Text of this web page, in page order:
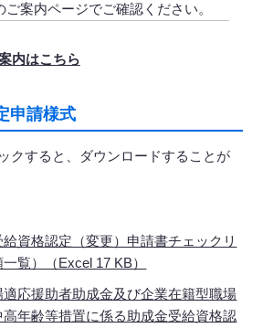
案内ページでご確認ください。
内はこちら
申請様式
クすると、ダウンロードすることが
資格認定（変更）申請書チェックリ
覧）（Excel 17 KB）
応援助者助成金及び企業在籍型職場
年齢等措置に係る助成金受給資格認